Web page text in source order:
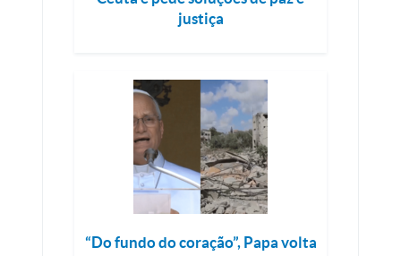
justiça
“Do fundo do coração”, Papa volta